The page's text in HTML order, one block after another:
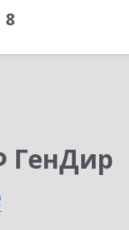
8
ГенДир